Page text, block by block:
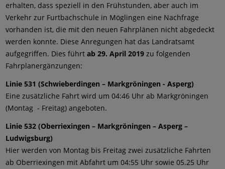
erhalten, dass speziell in den Frühstunden, aber auch im
Verkehr zur Furtbachschule in Möglingen eine Nachfrage
vorhanden ist, die mit den neuen Fahrplänen nicht abgedeckt
werden konnte. Diese Anregungen hat das Landratsamt
aufgegriffen. Dies führtab 29. April 2019 zu folgenden
Fahrplanergänzungen:
Linie 531 (Schwieberdingen – Markgröningen - Asperg)
Eine zusätzliche Fahrt wird um 04:46 Uhr ab Markgröningen
(Montag - Freitag) angeboten.
Linie 532 (Oberriexingen – Markgröningen – Asperg –
Ludwigsburg)
Hier werden von Montag bis Freitag zwei zusätzliche Fahrten
ab Oberriexingen mit Abfahrt um 04:55 Uhr sowie 05.25 Uhr